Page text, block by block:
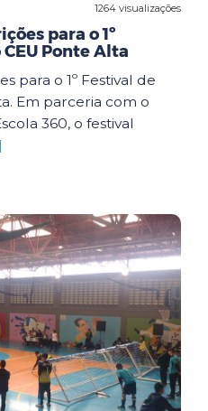
1264 visualizações
para o 1º
Ponte Alta
para o 1º Festival de
Em parceria com o
360, o festival